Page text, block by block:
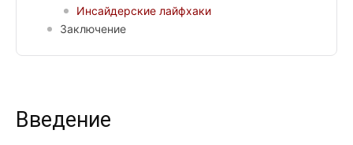
Инсайдерские лайфхаки
Заключение
Введение